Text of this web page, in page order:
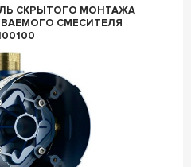
СКРЫТОГО МОНТАЖА
СМЕСИТЕЛЯ